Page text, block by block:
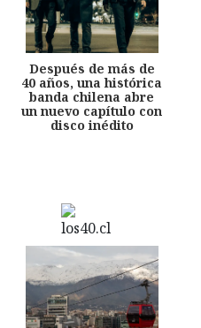
Después de más de
40 años, una histórica
banda chilena abre
un nuevo capítulo con
disco inédito